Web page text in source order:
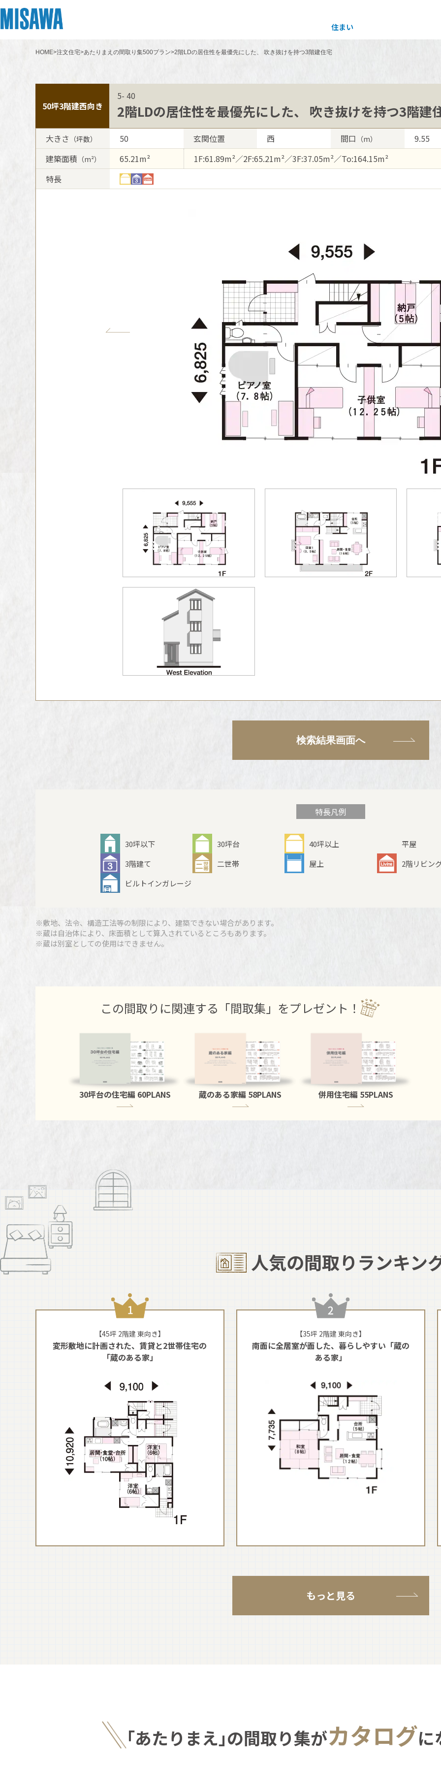
住まい
[注文住宅]
商品ラインアップ
デザイン
テクノロジー（住まいの性能）
建築事例・建築実例
分譲住宅（建売・土地）検索
中古住宅検索
スムストック検索
分譲マンション検索
住まいの売却
個人のお客さま
賃貸住宅
賃貸併用住宅
店舗・各種施設
土地活用モデルルーム見学
企業不動産活用（CRE）戦略
社宅建築
医療・介護・子育て・障がい福祉施設
戸建て・マンション
ミサワリフォームとは
リフォームの流れ
リフォームメニュー
リフォーム事例
事業用リノベーション
ホテル・旅館リフォーム
複合開発・投資開発
複合開発事業（ASMACI-アスマチ-）
再開発・官民連携事業
分譲マンション開発事業
収益不動産・投資開発事業
事業用地・事業用建物
分譲用地
サポートメニュー
住まいるりんぐ（ロングサポート）
保証制度
アフターメンテナンス
ミサワリフォーム
お客様センター
企業・IR
ニュース
MISAWAについて
ミサワホームグループ
IR情報
新卒者採用
中途採用
障がい者採用
HOME>注文住宅>あたりまえの間取り集500プラン>2階LDの居住性を最優先にした、 吹き抜けを持つ3階建住宅
50坪3階建西向き
5- 40
2階LDの居住性を最優先にした、 吹き抜けを持つ3階建
大きさ （坪数） 50 玄関位置 西 間口 （m）
9.55
建築面積 （m²） 65.21m²
1F:61.89m²／2F:65.21m²／3F:37.05m²／To:164.15m²
特長
検索結果画面へ
特長凡例
30坪以下 30坪台 40坪以上
平屋
3階建て
二世帯 屋上
2階リビン
ビルトインガレージ
※敷地、法令、構造工法等の制限により、建築できない場合があります。
※蔵は自治体により、床面積として算入されているところもあります。
※蔵は別室としての使用はできません。
この間取りに関連する 「間取集」をプレゼント！
30坪台の住宅編 60PLANS 蔵のある家編 58PLANS 併用住宅編 55PLANS
人気の間取りランキン
【45坪 2階建 東向き】
変形敷地に計画された、賃貸と2世帯住宅の
「蔵のある家」
【35坪 2階建 東向き】
南面に全居室が面した、暮らしやすい「蔵の
ある家」
もっと見る
｢あたりまえ｣の間取り集がカタログに